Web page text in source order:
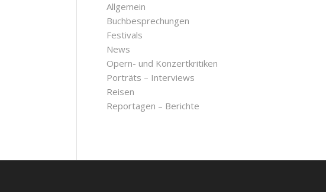
Allgemein
Buchbesprechungen
Festivals
News
Opern- und Konzertkritiken
Porträts – Interviews
Reisen
Reportagen – Berichte